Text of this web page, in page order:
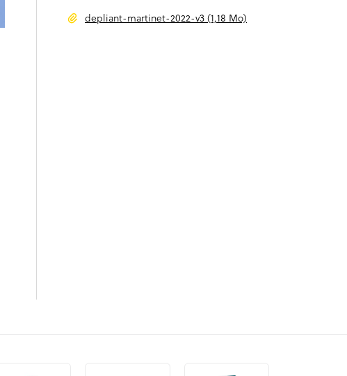
depliant-martinet-2022-v3 (1,18 Mo)